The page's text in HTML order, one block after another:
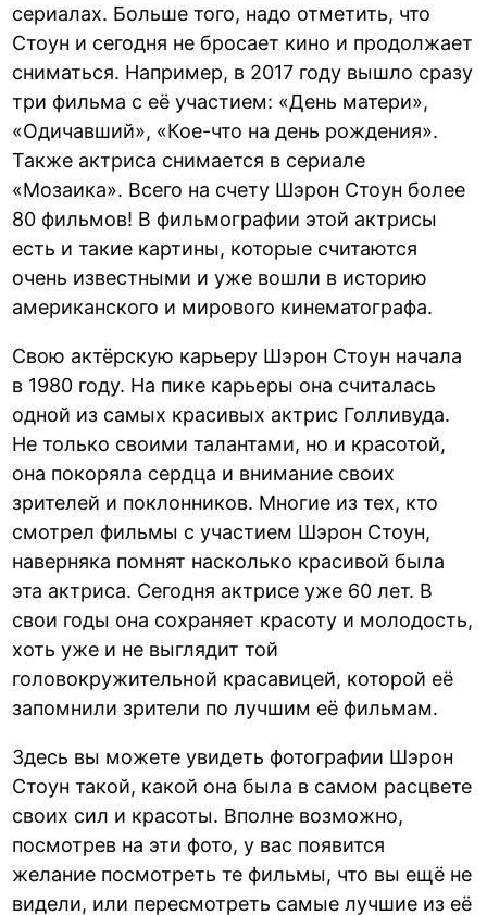
сериалах. Больше того, надо отметить, что
Стоун и сегодня не бросает кино и продолжает
сниматься. Например, в 2017 году вышло сразу
три фильма с её участием: «День матери»,
«Одичавший», «Кое-что на день рождения».
Также актриса снимается в сериале
«Мозаика». Всего на счету Шэрон Стоун более
80 фильмов! В фильмографии этой актрисы
есть и такие картины, которые считаются
очень известными и уже вошли в историю
американского и мирового кинематографа.
Свою актёрскую карьеру Шэрон Стоун начала
в 1980 году. На пике карьеры она считалась
одной из самых красивых актрис Голливуда.
Не только своими талантами, но и красотой,
она покоряла сердца и внимание своих
зрителей и поклонников. Многие из тех, кто
смотрел фильмы с участием Шэрон Стоун,
наверняка помнят насколько красивой была
эта актриса. Сегодня актрисе уже 60 лет. В
свои годы она сохраняет красоту и молодость,
хоть уже и не выглядит той
головокружительной красавицей, которой её
запомнили зрители по лучшим её фильмам.
Здесь вы можете увидеть фотографии Шэрон
Стоун такой, какой она была в самом расцвете
своих сил и красоты. Вполне возможно,
посмотрев на эти фото, у вас появится
желание посмотреть те фильмы, что вы ещё не
видели, или пересмотреть самые лучшие из её